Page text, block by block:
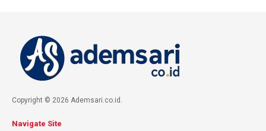
Copyright © 2026 Ademsari.co.id.
Navigate Site